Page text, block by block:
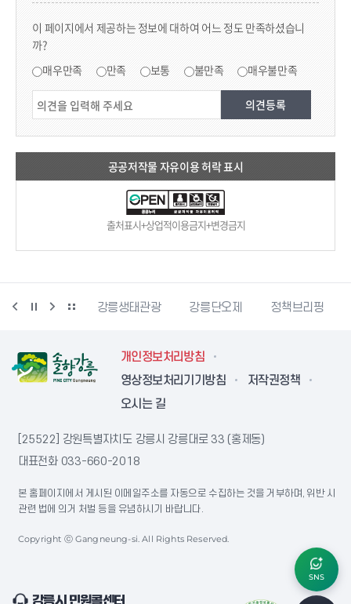
이 페이지에서 제공하는 정보에 대하여 어느 정도 만족하셨습니
까?
매우만족 만족 보통 불만족 매우불만족
공공저작물 자유이용 허락 표시
출처표시+상업적이용금지+변경금지
동물사랑센터 강릉생태관광 강릉단오제 정책브리핑
개인정보처리방침
영상정보처리기기방침
저작권정책
오시는 길
[25522] 강원특별자치도 강릉시 강릉대로 33 (홍제동)
대표전화 033-660-2018
본 홈페이지에서 게시된 이메일주소를 자동으로 수집하는 것을 거부하며, 위반 시
관련 법에 의거 처벌 등을 유념하시기 바랍니다.
Copyright ⓒ Gangneung-si. All Rights Reserved.
SNS